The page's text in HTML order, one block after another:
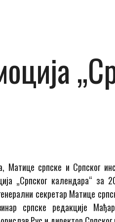
Матице српске и Српског
„Српског календара“ за
секретар Матице
српске редакције